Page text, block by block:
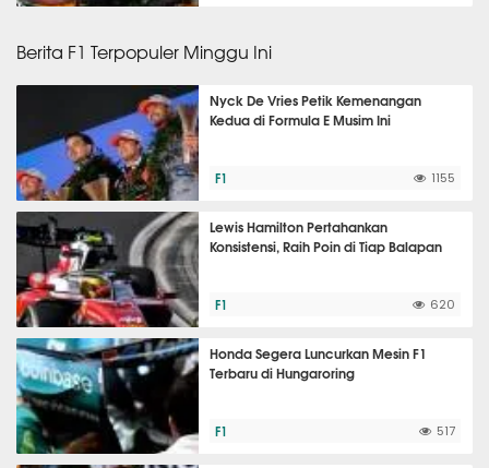
Berita F1 Terpopuler Minggu Ini
Nyck De Vries Petik Kemenangan
Kedua di Formula E Musim Ini
F1 1155
Lewis Hamilton Pertahankan
Konsistensi, Raih Poin di Tiap Balapan
F1 620
Honda Segera Luncurkan Mesin F1
Terbaru di Hungaroring
F1 517